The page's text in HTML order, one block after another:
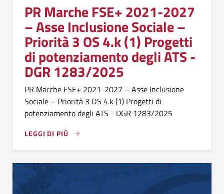
PR Marche FSE+ 2021-2027
– Asse Inclusione Sociale –
Priorità 3 OS 4.k (1) Progetti
di potenziamento degli ATS -
DGR 1283/2025
PR Marche FSE+ 2021-2027 – Asse Inclusione
Sociale – Priorità 3 OS 4.k (1) Progetti di
potenziamento degli ATS - DGR 1283/2025
LEGGI DI PIÙ